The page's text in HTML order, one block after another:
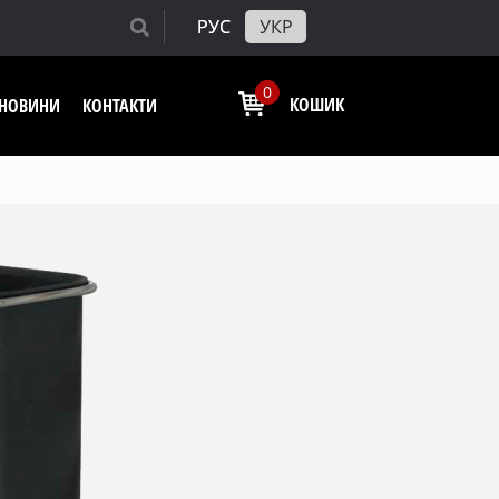
РУС УКР
КОНТАКТИ
0
КОШИК